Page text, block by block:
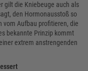
gilt die Kniebeuge auch als
den Hormonausstoß so
vom Aufbau profitieren, die
bekannte Prinzip kommt
extrem anstrengenden